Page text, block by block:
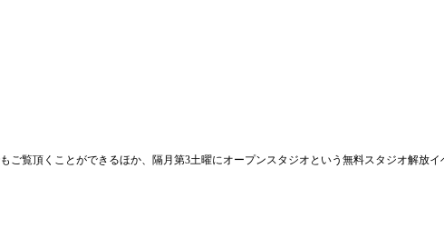
覧頂くことができるほか、隔月第3土曜にオープンスタジオという無料スタジオ解放